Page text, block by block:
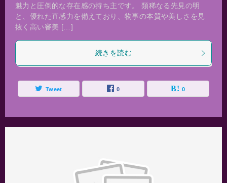
魅力と圧倒的な存在感の持ち主です。 類稀なる先見の明
と、優れた直感力を備えており、物事の本質や美しさを見
抜く高い審美 […]
続きを読む
Tweet 0 0